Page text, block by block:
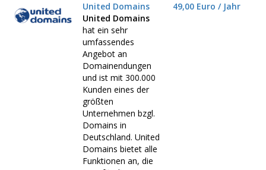
United Domains
United Domains
hat ein sehr
umfassendes
Angebot an
Domainendungen
und ist mit 300.000
Kunden eines der
größten
Unternehmen bzgl.
Domains in
Deutschland. United
Domains bietet alle
Funktionen an, die
49,00 Euro / Jahr